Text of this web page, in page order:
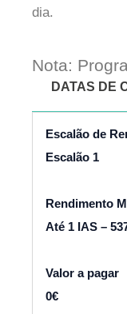
dia.
Nota:
DATAS DE
Escalão 1
Até 1 IAS –
0€